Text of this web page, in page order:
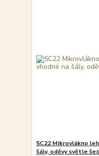
5C22 Mikrovlákno
šály, oděvy světle